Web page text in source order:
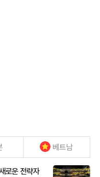
베트남
로운 전략자